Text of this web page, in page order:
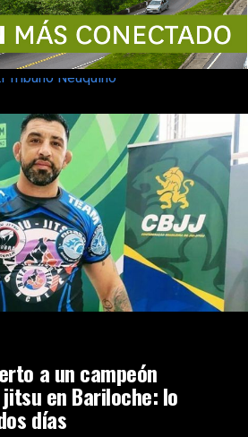
a un campeón
en Bariloche: lo
días